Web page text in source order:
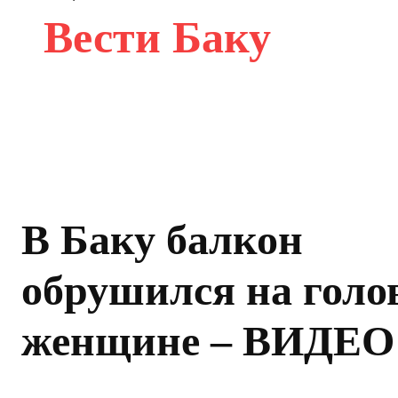
Вести Баку
В Баку балкон
обрушился на
женщине – ВИДЕО